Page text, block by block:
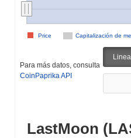
Capitalización de
Price
Para más datos, consulta
CoinPaprika API
Lineal
LastMoon